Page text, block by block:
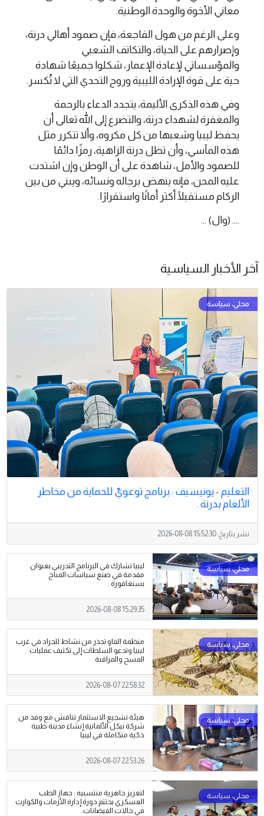
معاني الأخوة والوحدة الوطنية.
وعلى الرغم من هول الفاجعة، فإن صمود أهالي درنة،
وإصرارهم على الحياة، والتكاتف الشعبي
والمؤسساتي لإعادة الإعمار، شكلوا جميعًا شهادة
حية على قوة الإرادة الليبية وروح التحدي التي لا تُكسر.
وفي هذه الذكرى الأليمة، يتجدد الدعاء بالرحمة
والمغفرة لشهداء درنة، والتضرع إلى الله تعالى أن
يحفظ ليبيا وشعبها من كل مكروه، وألا تتكرر مثل
هذه المآسي، وأن تظل درنة الزاهية، رمزًا دائمًا
للصمود والأمل، شاهدة على أن الوطن وإن اشتدت
عليه المحن، فإنه ينهض برجاله ونسائه، ويبني من بين
الركام مستقبلًا أكثر أمانًا واستقرارًا.
.... (وال) ...
آخر الأخبار السياسية
التعليم - يونيسيف : برنامج توعويّ للحماية من مخاطر
الألغام بدرنة .
نشر بتاريخ:2026-08-08 15:52:30
ليبيا تشارك في البرنامج التدريبي بعنوان
مقدمة في صنع سياسات المناخ
بسنغافورة .
2026-08-08 15:29:35
منظمة الفاو تحذر من نشاط للجراد في غرب
ليبيا وتدعو السلطات إلى تكثيف عمليات
المسح والمراقبة
2026-08-07 22:58:32
هيئة تشجيع الاستثمار تناقش مع وفد من
شركة نيكل الألمانية إنشاء مدينة طبية
ذكية متكاملة في ليبيا
2026-08-07 22:53:26
لتعزيز جاهزية منتسبيه : جهاز الطب
العسكري يختتم دورة إدارة الأزمات والكوارث
في حالات الفيضانات.